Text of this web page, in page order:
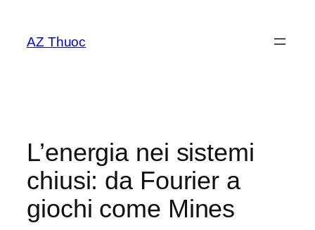
phầnAZ Thuoc
L’energia nei sistemi
chiusi: da Fourier a
giochi come Mines